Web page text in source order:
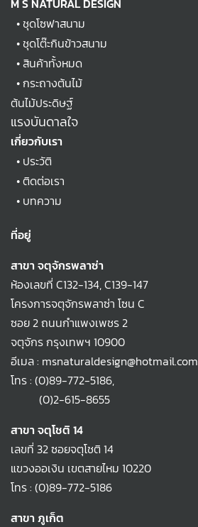
M S NATURAL DESIGN
•ชุดโซฟาสนาม
•ชุดโต๊ะกินข้าวสนาม
•สินค้าทั้งหมด
•กระถางต้นไม้
ต้นไม้ประดิษฐ์
แรงบันดาลใจ
เกี่ยวกับเรา
• ประวัติ
•ติดต่อเรา
• บทความ
ที่อยู่
สาขา จตุจักรพลาซ่า
ห้องเลขที่ C132-134, C139-147
โครงการจตุจักรพลาซ่า โซน C
ซอย 2 ถนนกำแพงเพชร 2
จตุจักร กรุงเทพฯ 10900
อีเมล : msnaturaldesign@hotmail.com
โทร : (0)89-772-5186,
(0)2-615-8655
สาขา จตุโชติ 14
เลขที่ 32 ซอยจตุโชติ 14
แขวงออเงิน เขตสายไหม 10220
โทร : (0)89-772-5186
สาขา ภูเก็ต